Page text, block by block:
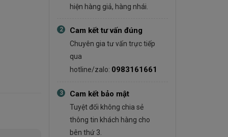
hiện hàng giả, hàng nhái.
2 Cam kết tư vấn đúng
Chuyên gia tư vấn trực tiếp
qua
hotline/zalo: 0983161661
3 Cam kết bảo mật
Tuyệt đối không chia sẻ
thông tin khách hàng cho
bên thứ 3.